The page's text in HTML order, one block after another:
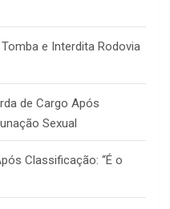
e Interdita Rodovia
de Cargo Após
Sexual
Classificação: “É o